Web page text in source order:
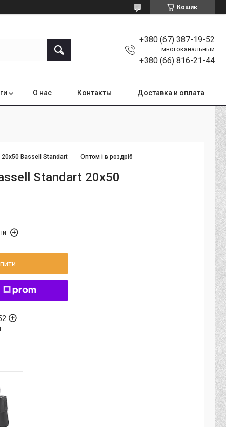
Кошик
+380 (67) 387-19-52
многоканальный
+380 (66) 816-21-44
О нас Контакты Доставка и оплата
Оптом і в роздріб
20x50 Bassell Standart
Standart 20x50